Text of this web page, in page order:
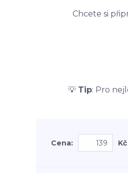
Chcete si
💡 Tip: Pro
Cena: Kč